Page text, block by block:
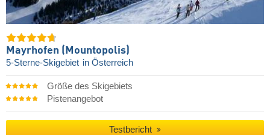
Mayrhofen (Mountopolis)
5-Sterne-Skigebiet in Österreich
Größe des Skigebiets
Pistenangebot
Testbericht